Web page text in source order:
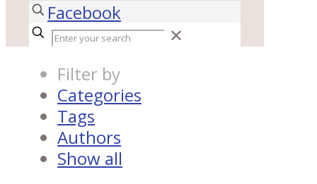
Facebook
✕
Filter by
Categories
Tags
Authors
Show all